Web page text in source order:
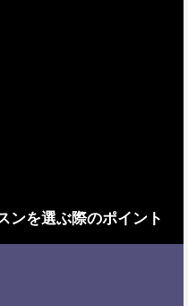
ンを選ぶ際のポイント